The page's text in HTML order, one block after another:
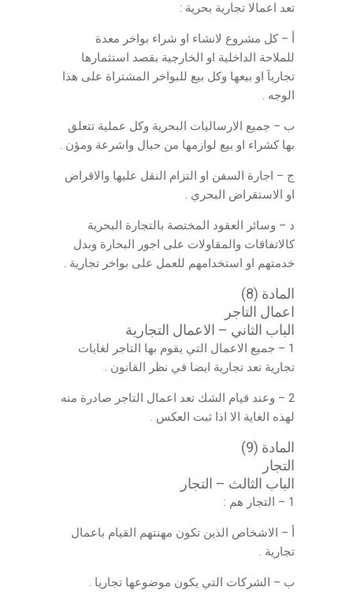
تعد اعمالا تجارية بحرية :
أ – كل مشروع لانشاء او شراء بواخر معدة
للملاحة الداخلية او الخارجية بقصد استثمارها
تجارياَ او بيعها وكل بيع للبواخر المشتراة على هذا
الوجه .
ب – جميع الارساليات البحرية وكل عملية تتعلق
بها كشراء او بيع لوازمها من حبال واشرعة ومؤن .
ج – اجارة السفن او التزام النقل عليها والاقراض
او الاستقراض البحري .
د – وسائر العقود المختصة بالتجارة البحرية
كالاتفاقات والمقاولات على اجور البحارة وبدل
خدمتهم او استخدامهم للعمل على بواخر تجارية .
المادة (8)
اعمال التاجر
الباب الثاني – الاعمال التجارية
1 – جميع الاعمال التي يقوم بها التاجر لغايات
تجارية تعد تجارية ايضا في نظر القانون .
2 – وعند قيام الشك تعد اعمال التاجر صادرة منه
لهذه الغاية الا اذا ثبت العكس .
المادة (9)
التجار
الباب الثالث – التجار
1 – التجار هم :
أ – الاشخاص الذين تكون مهنتهم القيام باعمال
تجارية .
ب – الشركات التي يكون موضوعها تجاريا .